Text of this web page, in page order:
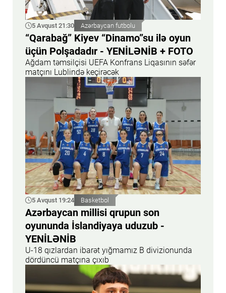
5 Avqust 21:30 Azərbaycan futbolu
“Qarabağ” Kiyev “Dinamo”su ilə oyun
üçün Polşadadır - YENİLƏNİB + FOTO
Ağdam təmsilçisi UEFA Konfrans Liqasının səfər
matçını Lublində keçirəcək
5 Avqust 19:24 Basketbol
Azərbaycan millisi qrupun son
oyununda İslandiyaya uduzub -
YENİLƏNİB
U-18 qızlardan ibarət yığmamız B divizionunda
dördüncü matçına çıxıb